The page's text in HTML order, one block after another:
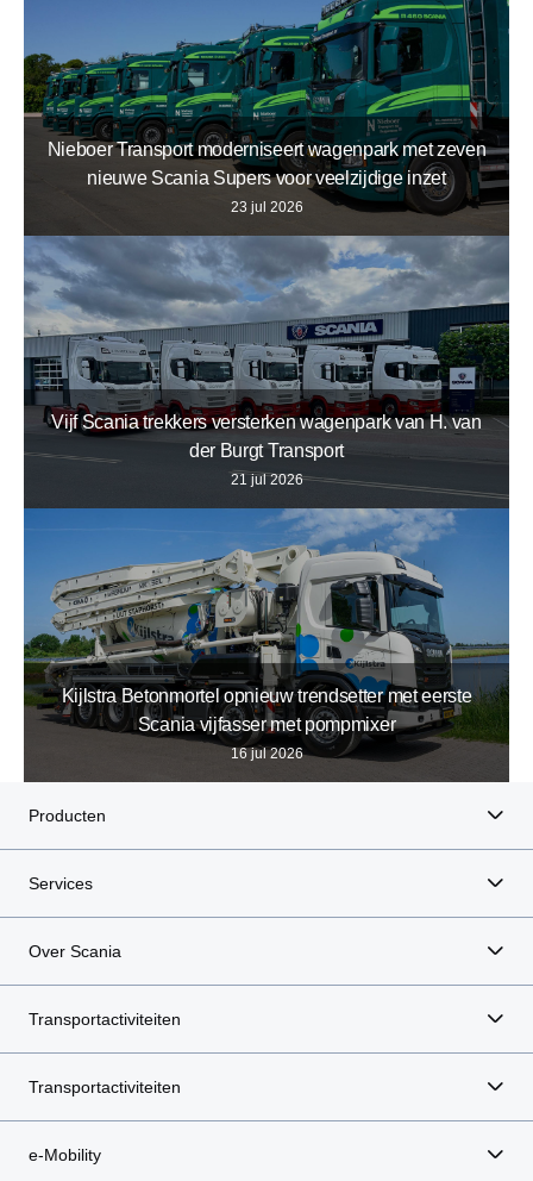
Nieboer Transport moderniseert wagenpark met zeven
nieuwe Scania Supers voor veelzijdige inzet
23 jul 2026
Vijf Scania trekkers versterken wagenpark van H. van
der Burgt Transport
21 jul 2026
Kijlstra Betonmortel opnieuw trendsetter met eerste
Scania vijfasser met pompmixer
16 jul 2026
Producten
Services
Over Scania
Transportactiviteiten
Transportactiviteiten
e-Mobility